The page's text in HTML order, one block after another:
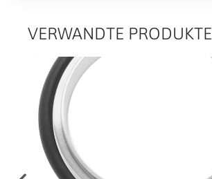
VERWANDTE PRODUKTE